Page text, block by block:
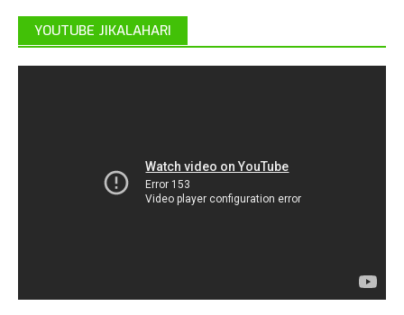
YOUTUBE JIKALAHARI